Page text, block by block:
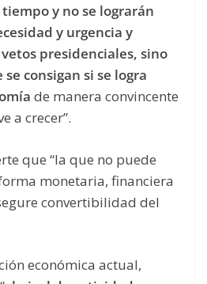
y no se lograrán
y urgencia y
presidenciales, sino
consigan si se logra
de manera convincente
a crecer”.
que “la que no puede
monetaria, financiera
convertibilidad del
económica actual,